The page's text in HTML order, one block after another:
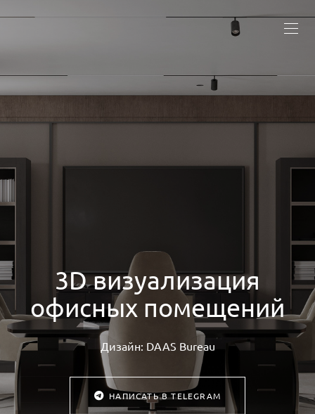
3D визуализация
офисных помещений
Дизайн: DAAS Bureau
НАПИСАТЬ В TELEGRAM